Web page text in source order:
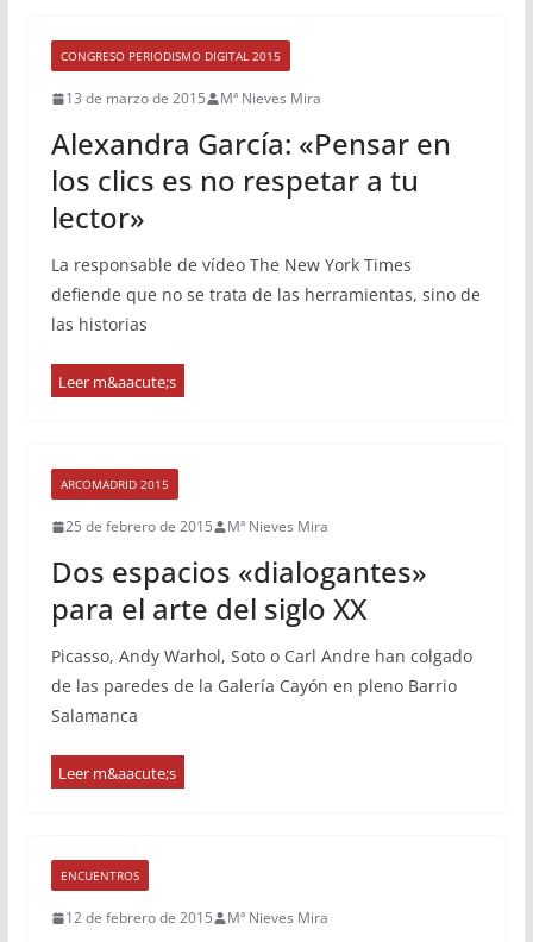
CONGRESO PERIODISMO DIGITAL 2015
13 de marzo de 2015 Mª Nieves Mira
Alexandra García: «Pensar en
los clics es no respetar a tu
lector»
La responsable de vídeo The New York Times
defiende que no se trata de las herramientas, sino de
las historias
ARCOMADRID 2015
25 de febrero de 2015 Mª Nieves Mira
Dos espacios «dialogantes»
para el arte del siglo XX
Picasso, Andy Warhol, Soto o Carl Andre han colgado
de las paredes de la Galería Cayón en pleno Barrio
Salamanca
ENCUENTROS
12 de febrero de 2015 Mª Nieves Mira